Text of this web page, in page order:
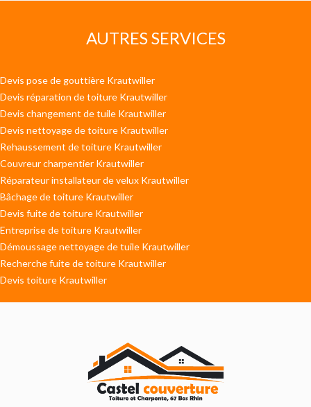
AUTRES SERVICES
Devis pose de gouttière Krautwiller
Devis réparation de toiture Krautwiller
Devis changement de tuile Krautwiller
Devis nettoyage de toiture Krautwiller
Rehaussement de toiture Krautwiller
Couvreur charpentier Krautwiller
Réparateur installateur de velux Krautwiller
Bâchage de toiture Krautwiller
Devis fuite de toiture Krautwiller
Entreprise de toiture Krautwiller
Démoussage nettoyage de tuile Krautwiller
Recherche fuite de toiture Krautwiller
Devis toiture Krautwiller